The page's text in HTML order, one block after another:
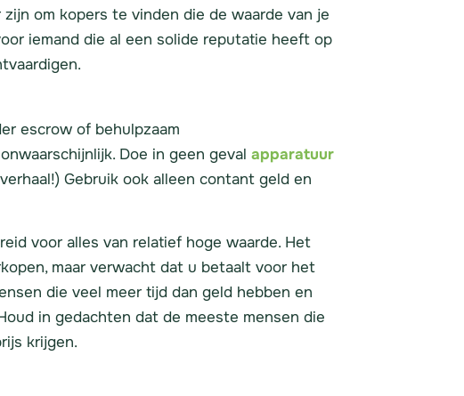
om kopers te vinden die de waarde van je
iemand die al een solide reputatie heeft op
escrow of behulpzaam
Doe in geen geval apparatuur
Gebruik ook alleen contant geld en
voor alles van relatief hoge waarde. Het
maar verwacht dat u betaalt voor het
die veel meer tijd dan geld hebben en
in gedachten dat de meeste mensen die
krijgen.